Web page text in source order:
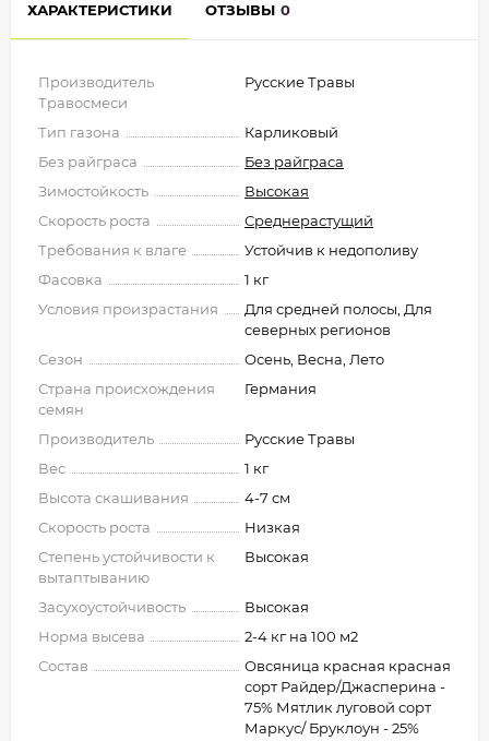
ХАРАКТЕРИСТИКИ ОТЗЫВЫ 0
Производитель
Травосмеси
Русские Травы
Тип газона
Карликовый
Без райграса
Без райграса
Зимостойкость
Высокая
Скорость роста
Среднерастущий
Требования к влаге
Устойчив к недополиву
Фасовка
1 кг
Условия произрастания
Для средней полосы, Для
северных регионов
Сезон
Осень, Весна, Лето
Страна происхождения
семян
Германия
Производитель
Русские Травы
Вес
1 кг
Высота скашивания
4-7 см
Скорость роста
Низкая
Степень устойчивости к
вытаптыванию
Высокая
Засухоустойчивость
Высокая
Норма высева
2-4 кг на 100 м2
Состав
Овсяница красная красная
сорт Райдер/Джасперина -
75% Мятлик луговой сорт
Маркус/ Бруклоун - 25%